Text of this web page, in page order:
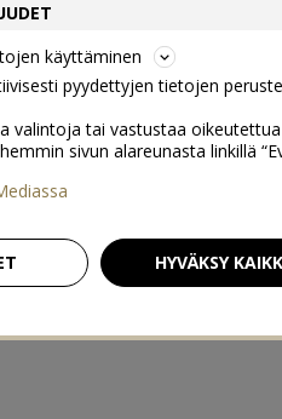
käyttäminen
pyydettyjen tietojen
valintoja tai vastustaa
sivun alareunasta linkillä
HYVÄKSY